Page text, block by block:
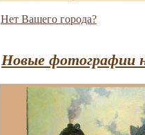
Нет Вашего города?
Новые фотографии